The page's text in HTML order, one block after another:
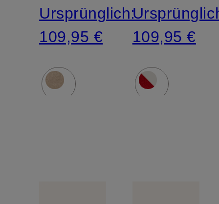
Ursprünglich:
109,95 €
109,95 €